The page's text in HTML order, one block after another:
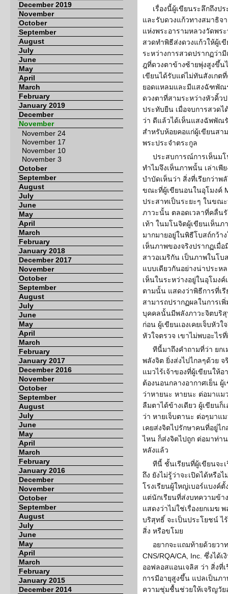
December 2019
November
October
September
August
July
June
May
April
March
February
January 2019
December
November
November 24
November 17
November 10
November 3
October
September
August
July
June
May
April
March
February
January 2018
December 2017
November
October
September
August
July
June
May
April
March
February
January 2017
December 2016
November
October
September
August
July
June
May
April
March
February
January 2016
December
November
October
September
August
July
June
May
April
March
February
January 2015
December 2014
เรื่องนี้ผู้เขียนระลึกถึงป
และรับดวงแก้วทางสมาธิจ
แห่งพระอารามหลวงวัดพร
สวดทำพิธีส่งดวงแก้วให้ผู้เ
ระหว่างการสวดปรากฏว่า
ฎที่ดวงตาข้างซ้ายพุ่งสูงขึ้น
เขียนได้รับแต่ไม่ทันสังเกต
ยอดแหลมและมีแสงฉัฑพัณ
ดวงตาที่สามระหว่างหัวคิ้ว
ประทับยืน เมื่อจบการสวด
ว่า ดีแล้วได้เห็นแสงฉัพพัณ
สำหรับห้อยคอแก่ผู้เขียนสา
พระประจำตระกูล
ประสบการณ์การเห็นม
ทำไมจึงเห็นภาพนั้น เล่าเพี
บำบัดเห็นว่า สิ่งที่เรียกว่าพ
ขณะที่ผู้เขียนอนในอุโมงค์
ประสาทเป็นระยะๆ ในขณ
ภาวะนั้น ตลอดเวลาที่คลื่น
เท้า ในมโนจิตผู้เขียนเห็นภ
มากมายอยู่ในพิธีโบสถ์กว้า
เห็นภาพของจริงปรากฏเมื่
สาวอเมริกัน เป็นภาพในโ
แบบเดียวกันอย่างน่าประห
เห็นในระหว่างอยู่ในอุโมงค์
ตามนั้น แสดงว่าพิธีการที่เรี
สามารถปรากฏผลในการเ
บุคคลนั้นมีพลังภาวะจิตบริสุ
ก่อน ผู้เขียนเองเคยเจ็บหัว
หัวใจตรวจ เขาไม่พบอะไร
ทีนี้มาถึงคำถามที่ว่า ยก
พลังจิต ยิ่งส่งไปไกลๆด้วย จ
แมวไร้เจ้าของที่ผู้เขียนให้
ต้องนอนกลางอากาศเย็น ผู้
ว่าหายนะ หายนะ ต่อมาแม
ลืมตาได้ข้างเดียว ผู้เขียนก็
ว่า หายเจ็บตานะ ต่อๆมาแ
เคยส่งจิตไปรักษาคนที่อยู่ไ
ไหน ก็ส่งจิตไปถูก ต่อมาท่า
หลังแล้ว
ทีนี้ ชั้นเรียนที่ผู้เขียนจะ
ถึง ยังไม่รู้ว่าจะเปิดได้หรือ
โรงเรียนผู้ใหญ่เบอร์แบงค์
แต่นักเรียนที่ส่งบทความข้า
แสดงว่าไม่ใช่เรื่องยกเมฆ
บริสุทธิ์ จะเป็นประโยชน์ ไ
สิ่ง หรือขโมย
อยากจะแถมท้ายด้วยว
CNS/RQA/CA, Inc. ซึ่งได้
ออฟลอสแอนเจลิส ว่า สิ่งที่
การมีอายุสูงขึ้น แปลเป็นภ
ความชุ่มชื้นช่วยให้เจริญวัย